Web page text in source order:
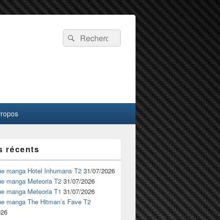
Recherche :
Rechercher
récents
manga Hotel Inhumans T2 31/07/2026
manga Meteoria T2 31/07/2026
manga Meteoria T1 31/07/2026
manga The Hitman’s Fave T2